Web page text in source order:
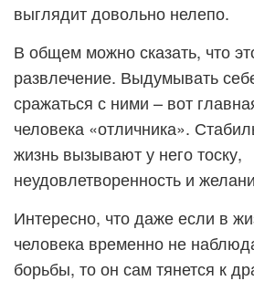
выглядит довольно нелепо.
В общем можно сказать, что
развлечение. Выдумывать
сражаться с ними – вот
человека «отличника».
жизнь вызывают у него тоску,
неудовлетворенность и
Интересно, что даже если в
человека временно не
борьбы, то он сам тянется к